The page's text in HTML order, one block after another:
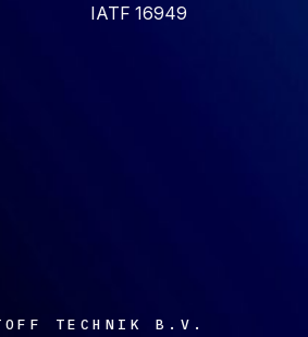
IATF 16949
TECHNIK B.V.